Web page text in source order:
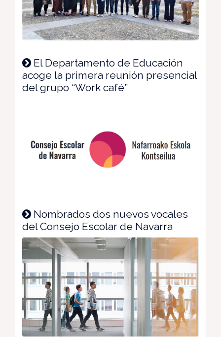
El Departamento de Educación
acoge la primera reunión presencial
del grupo “Work café”
Nombrados dos nuevos vocales
del Consejo Escolar de Navarra